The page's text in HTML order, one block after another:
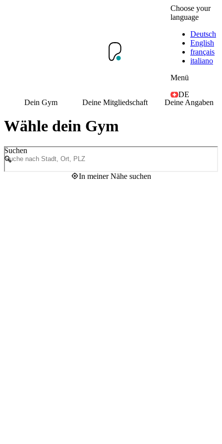
Choose your
language
Deutsch
English
français
italiano
Menü
DE
Dein Gym
Deine Mitgliedschaft Deine Angaben
Wähle dein Gym
Suchen
In meiner Nähe suchen